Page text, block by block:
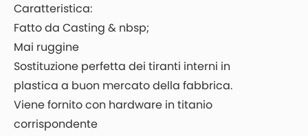
Caratteristica:
Fatto da Casting & nbsp;
Mai ruggine
Sostituzione perfetta dei tiranti interni in
plastica a buon mercato della fabbrica.
Viene fornito con hardware in titanio
corrispondente